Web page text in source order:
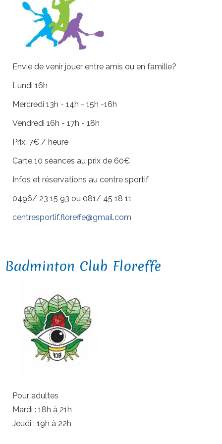
Envie de venir jouer entre amis ou en famille?
Lundi 16h
Mercredi 13h - 14h - 15h -16h
Vendredi 16h - 17h - 18h
Prix: 7€ / heure
Carte 10 séances au prix de 60€
Infos et réservations au centre sportif
0496/ 23 15 93 ou 081/ 45 18 11
centresportif.floreffe@gmail.com
Badminton Club Floreffe
Pour adultes
Mardi : 18h à 21h
Jeudi : 19h à 22h